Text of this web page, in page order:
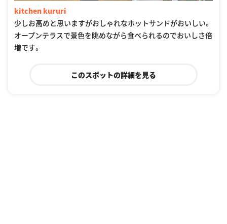
kitchen kururi
少しお高めと思いますがおしゃれなホットサンドがおいしい。
オープンテラスで景色を眺めながら食べられるのでおいしさ倍
増です。
このスポットの詳細を見る